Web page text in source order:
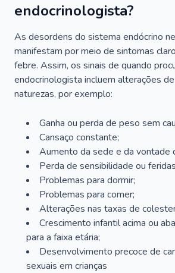
endocrinologista?
As desordens do sistema endócrino
manifestam por meio de sintomas
febre. Assim, os sinais de quando
endocrinologista incluem alterações
naturezas, por exemplo:
Ganha ou perda de peso sem
Cansaço constante;
Aumento da sede e da vontade
Perda de sensibilidade ou
Problemas para dormir;
Problemas para comer;
Alterações nas taxas de
Crescimento infantil acima ou
para a faixa etária;
Desenvolvimento precoce de
sexuais em crianças